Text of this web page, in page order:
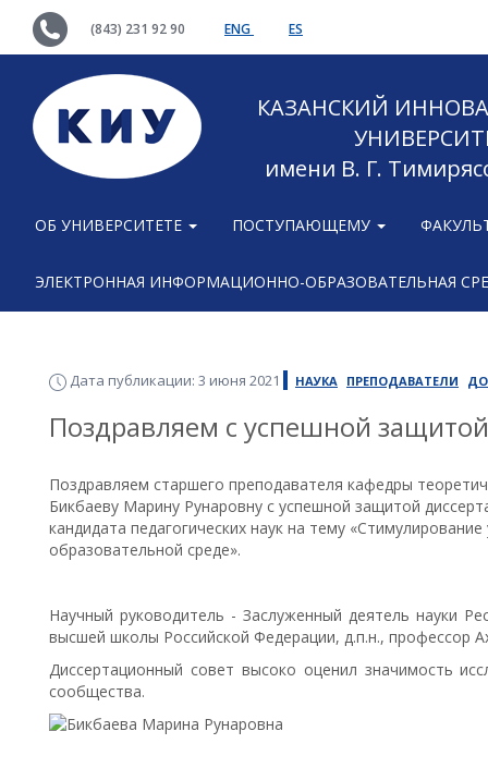
(843) 231 92 90 ENG ES
КАЗАНСКИЙ
имени В. Г.
ОБ УНИВЕРСИТЕТЕ ПОСТУПАЮЩЕМУ
ЭЛЕКТРОННАЯ ИНФОРМАЦИОННО-ОБРАЗОВАТЕЛЬНАЯ
Дата публикации: 3 июня 2021 НАУКА ПРЕПОДАВАТЕЛИ
Поздравляем с успешной
Поздравляем старшего преподавателя кафедры
Бикбаеву Марину Рунаровну с успешной защитой
кандидата педагогических наук на тему
образовательной среде».
Научный руководитель - Заслуженный деятель науки
высшей школы Российской Федерации, д.п.н., профессор
Диссертационный совет высоко оценил значимость
сообщества.